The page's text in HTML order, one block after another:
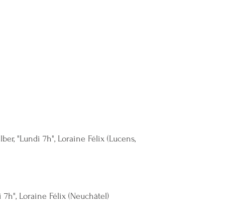
"Lundi 7h", Loraine Félix (Lucens,
7h", Loraine Félix (Neuchâtel)